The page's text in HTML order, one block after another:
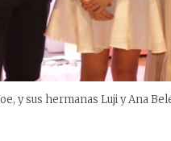
y sus hermanas Luji y Ana